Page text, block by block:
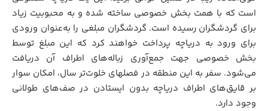
است که با همت بخش خصوصی ساخته شده و به محبوبیت زیاد
برای گردشگران رسیده است. گردشگران مبلغی را به‌عنوان ورودی
برای ورود به دریاچه پرداخت خواهند کرد که این مبلغ توسط
بخش خصوصی جهت جمع‌آوری زباله‌های اطراف آن دریافت
می‌شود. سفر به این منطقه در فصلهای خلوت‌تر سال، امکان سوار
بر قایق‌های اطراف دریاچه بدون ایستادن در صف‌های طولانی
وجود دارد.